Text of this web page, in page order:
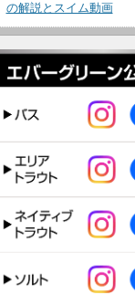
の解説とスイム動画